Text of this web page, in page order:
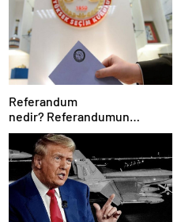
Referandum
nedir? Referandumun
yapılma nedenleri